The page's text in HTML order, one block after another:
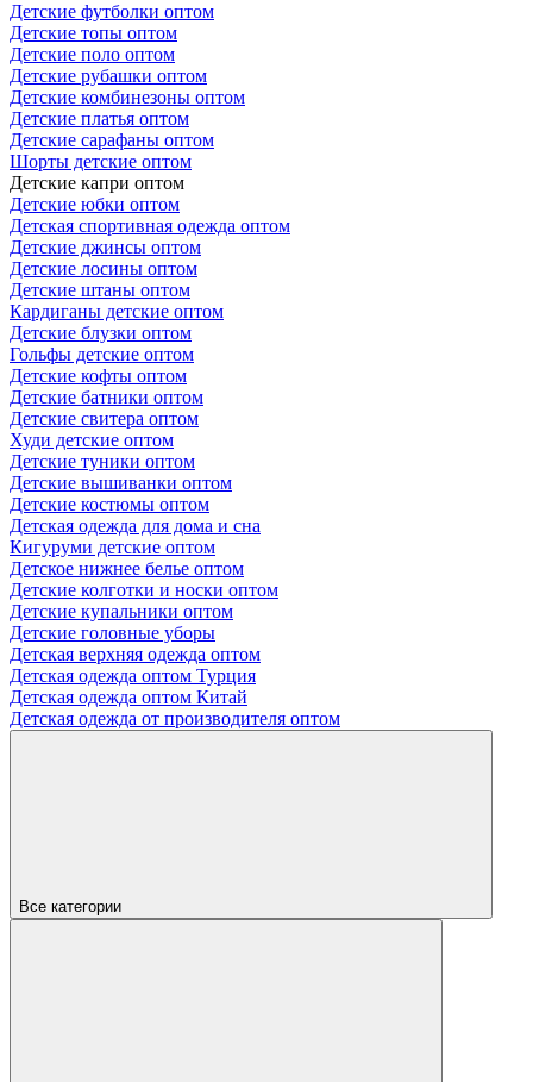
Детские футболки оптом
Детские топы оптом
Детские поло оптом
Детские рубашки оптом
Детские комбинезоны оптом
Детские платья оптом
Детские сарафаны оптом
Шорты детские оптом
Детские капри оптом
Детские юбки оптом
Детская спортивная одежда оптом
Детские джинсы оптом
Детские лосины оптом
Детские штаны оптом
Кардиганы детские оптом
Детские блузки оптом
Гольфы детские оптом
Детские кофты оптом
Детские батники оптом
Детские свитера оптом
Худи детские оптом
Детские туники оптом
Детские вышиванки оптом
Детские костюмы оптом
Детская одежда для дома и сна
Кигуруми детские оптом
Детское нижнее белье оптом
Детские колготки и носки оптом
Детские купальники оптом
Детские головные уборы
Детская верхняя одежда оптом
Детская одежда оптом Турция
Детская одежда оптом Китай
Детская одежда от производителя оптом
Все категории